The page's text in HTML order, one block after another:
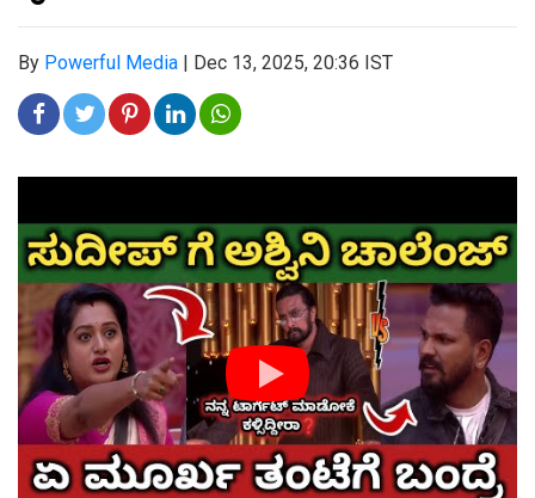
By Powerful Media | Dec 13, 2025, 20:36 IST